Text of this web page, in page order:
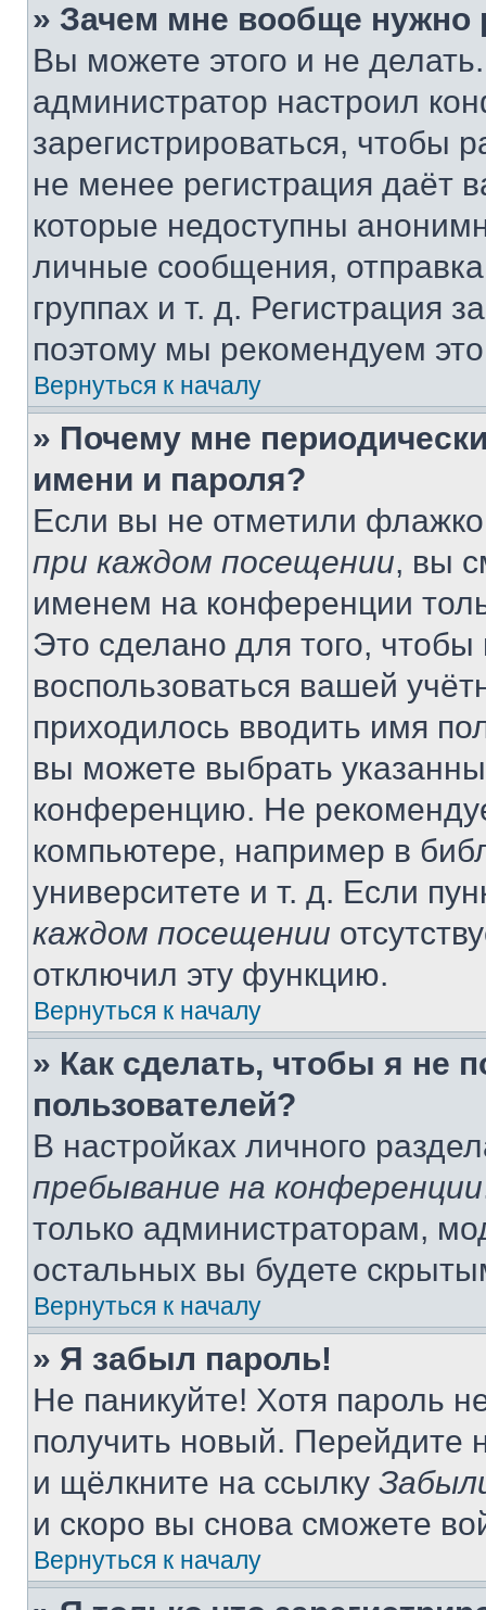
» Зачем мне вообще нужно
Вы можете этого и не
администратор настроил
зарегистрироваться, чтобы
не менее регистрация даёт
которые недоступны
личные сообщения,
группах и т. д. Регистрация
поэтому мы рекомендуем
Вернуться к началу
» Почему мне
имени и пароля?
Если вы не отметили
при каждом посещении, вы
именем на конференции
Это сделано для того, чтобы
воспользоваться вашей
приходилось вводить имя
вы можете выбрать
конференцию. Не
компьютере, например в
университете и т. д. Если
каждом посещении
отключил эту функцию.
Вернуться к началу
» Как сделать, чтобы я не
пользователей?
В настройках личного
пребывание на конференции
только администраторам,
остальных вы будете
Вернуться к началу
» Я забыл пароль!
Не паникуйте! Хотя пароль
получить новый. Перейдите
и щёлкните на ссылку
и скоро вы снова сможете
Вернуться к началу